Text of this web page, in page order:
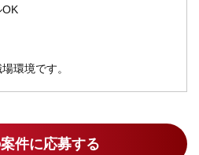
環境です。
件に応募する